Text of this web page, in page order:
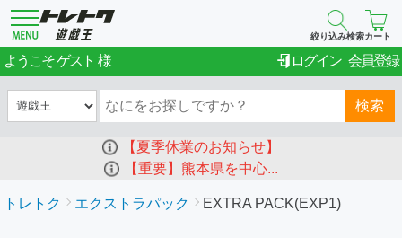
絞り込み検索カート
ようこそゲスト ログイン 会員登録
検索
【夏季休業のお知らせ】
【重要】熊本県を中心...
トレトク エクストラパック EXTRA PACK(EXP1)